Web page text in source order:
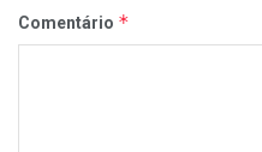
Comentário *